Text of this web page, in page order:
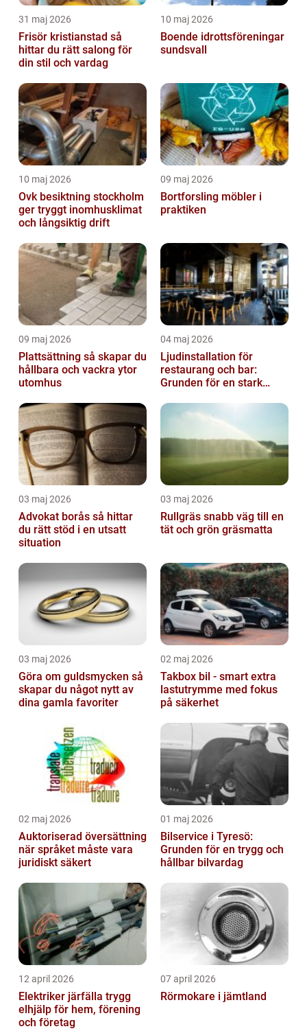
31 maj 2026
Frisör kristianstad så
hittar du rätt salong för
din stil och vardag
10 maj 2026
Boende idrottsföreningar
sundsvall
10 maj 2026
Ovk besiktning stockholm
ger tryggt inomhusklimat
och långsiktig drift
09 maj 2026
Bortforsling möbler i
praktiken
09 maj 2026
Plattsättning så skapar du
hållbara och vackra ytor
utomhus
04 maj 2026
Ljudinstallation för
restaurang och bar:
Grunden för en stark
03 maj 2026
Advokat borås så hittar
du rätt stöd i en utsatt
situation
03 maj 2026
Rullgräs snabb väg till en
tät och grön gräsmatta
03 maj 2026
Göra om guldsmycken så
skapar du något nytt av
dina gamla favoriter
02 maj 2026
Takbox bil - smart extra
lastutrymme med fokus
på säkerhet
02 maj 2026
Auktoriserad översättning
när språket måste vara
juridiskt säkert
01 maj 2026
Bilservice i Tyresö:
Grunden för en trygg och
hållbar bilvardag
12 april 2026
Elektriker järfälla trygg
elhjälp för hem, förening
och företag
07 april 2026
Rörmokare i jämtland